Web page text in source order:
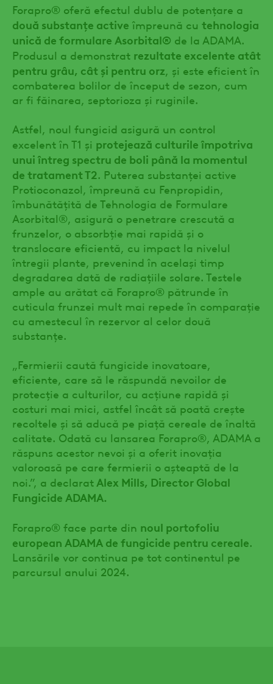
Forapro® oferă efectul dublu de potențare a
două substanțe active împreună cu tehnologia
unică de formulare Asorbital® de la ADAMA.
Produsul a demonstrat rezultate excelente atât
pentru grâu, cât și pentru orz , și este eficient în
combaterea bolilor de început de sezon, cum
ar fi făinarea, septorioza și ruginile.
Astfel, noul fungicid asigură un control
excelent în T1 și protejează culturile împotriva
unui întreg spectru de boli până la momentul
de tratament T2. Puterea substanței active
Protioconazol, împreună cu Fenpropidin,
îmbunătățită de Tehnologia de Formulare
Asorbital®, asigură o penetrare crescută a
frunzelor, o absorbție mai rapidă și o
translocare eficientă, cu impact la nivelul
întregii plante, prevenind în același timp
degradarea dată de radiațiile solare. Testele
ample au arătat că Forapro® pătrunde în
cuticula frunzei mult mai repede în comparație
cu amestecul în rezervor al celor două
substanțe.
„Fermierii caută fungicide inovatoare,
eficiente, care să le răspundă nevoilor de
protecție a culturilor, cu acțiune rapidă și
costuri mai mici, astfel încât să poată crește
recoltele și să aducă pe piață cereale de înaltă
calitate. Odată cu lansarea Forapro®, ADAMA a
răspuns acestor nevoi și a oferit inovația
valoroasă pe care fermierii o așteaptă de la
noi.”, a declarat Alex Mills, Director Global
Fungicide ADAMA.
Forapro® face parte din noul portofoliu
european ADAMA de fungicide pentru cereale.
Lansările vor continua pe tot continentul pe
parcursul anului 2024.